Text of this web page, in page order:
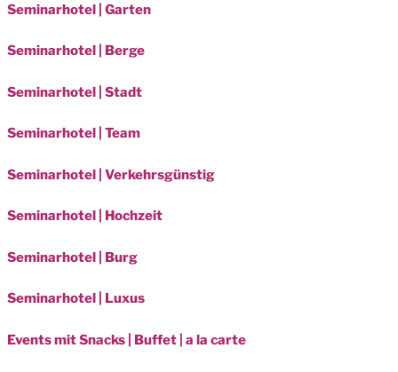
Seminarhotel | Garten
Seminarhotel | Berge
Seminarhotel | Stadt
Seminarhotel | Team
Seminarhotel | Verkehrsgünstig
Seminarhotel | Hochzeit
Seminarhotel | Burg
Seminarhotel | Luxus
Events mit Snacks | Buffet | a la carte